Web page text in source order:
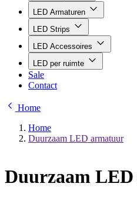
LED Armaturen
LED Strips
LED Accessoires
LED per ruimte
Sale
Contact
Home
Home
Duurzaam LED armatuur
Duurzaam